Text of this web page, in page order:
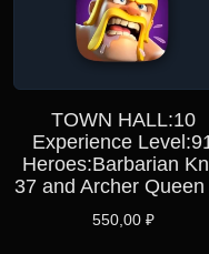
TOWN HALL:10
Experience
Heroes:Barbarian
37 and Archer Queen
550,00 ₽